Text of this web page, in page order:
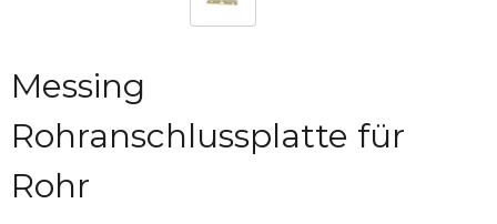
Messing
Rohranschlussplatte für
Rohr